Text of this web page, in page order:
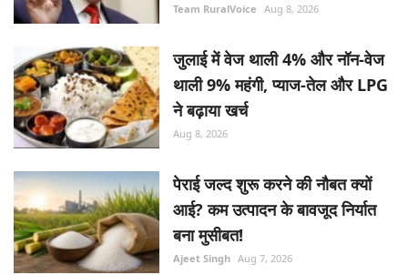
Team RuralVoice Aug 8, 2026
जुलाई में वेज थाली 4% और नॉन-वेज
थाली 9% महंगी, प्याज-तेल और LPG
ने बढ़ाया खर्च
Aug 8, 2026
पेराई जल्द शुरू करने की नौबत क्यों
आई? कम उत्पादन के बावजूद निर्यात
बना मुसीबत!
Ajeet Singh Aug 7, 2026